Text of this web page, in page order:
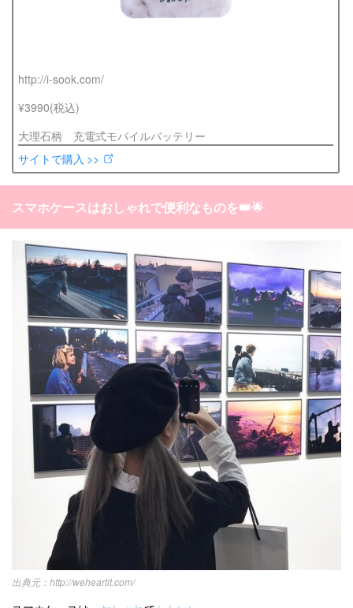
http://i-sook.com/
¥3990(税込)
大理石柄 充電式モバイルバッテリー
サイトで購入 >>
スマホケースはおしゃれで便利なものを👑🌟
http://weheartit.com/